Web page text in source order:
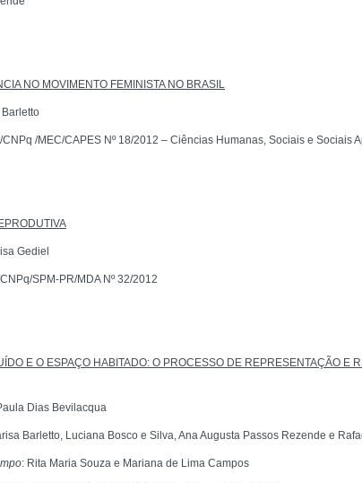
NO MOVIMENTO FEMINISTA NO BRASIL
Barletto
/CNPq /MEC/CAPES Nº 18/2012 – Ciências Humanas, Sociais e Sociais
Gediel
SPM-PR/MDA Nº 32/2012
E O ESPAÇO HABITADO: O PROCESSO DE REPRESENTAÇÃO E
Dias Bevilacqua
Barletto, Luciana Bosco e Silva, Ana Augusta Passos Rezende e
: Rita Maria Souza e Mariana de Lima Campos